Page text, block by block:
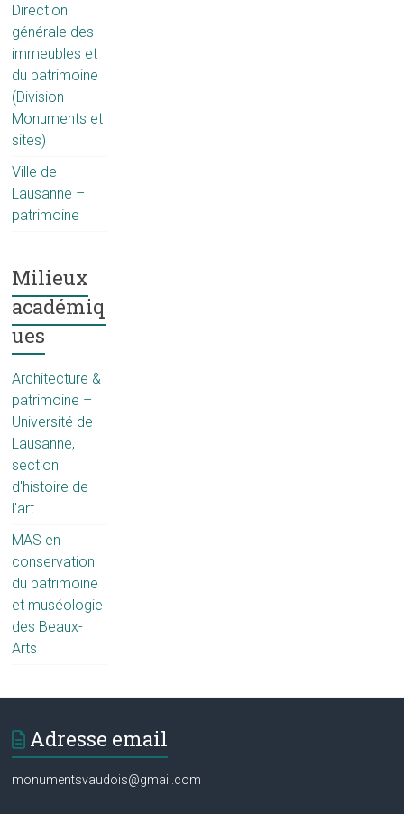
Direction
générale des
immeubles et
du patrimoine
(Division
Monuments et
sites)
Ville de
Lausanne –
patrimoine
Milieux
académiq
ues
Architecture &
patrimoine –
Université de
Lausanne,
section
d'histoire de
l'art
MAS en
conservation
du patrimoine
et muséologie
des Beaux-
Arts
Adresse email
monumentsvaudois@gmail.com